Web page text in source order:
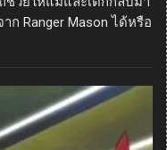
Ranger Mason ได้หรือ